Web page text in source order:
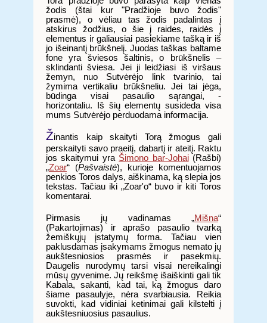
žodis (štai kur "Pradžioje buvo žodis"
prasmė), o vėliau tas žodis padalintas į
atskirus žodžius, o šie į raides, raidės į
elementus ir galiausiai pasiekiame tašką ir iš
jo išeinantį brūkšnelį. Juodas taškas baltame
fone yra šviesos šaltinis, o brūkšnelis –
sklindanti šviesa. Jei ji leidžiasi iš viršaus
žemyn, nuo Sutvėrėjo link tvarinio, tai
žymima vertikaliu brūkšneliu. Jei tai jėga,
būdinga visai pasaulio sąrangai, -
horizontaliu. Iš šių elementų susideda visa
mums Sutvėrėjo perduodama informacija.
Žinantis kaip skaityti Torą žmogus gali
perskaityti savo praeitį, dabartį ir ateitį. Raktu
jos skaitymui yra Šimono bar-Johai(Rašbi)
„Zoar“ (Pašvaistė), kurioje komentuojamos
penkios Toros dalys, aiškinama, ką slepia jos
tekstas. Tačiau iki „Zoar'o“ buvo ir kiti Toros
komentarai.
Pirmasis jų vadinamas „Mišna“
(Pakartojimas) ir aprašo pasaulio tvarką
žemiškųjų įstatymų forma. Tačiau vien
paklusdamas įsakymams žmogus nemato jų
aukštesniosios prasmės ir pasekmių.
Daugelis nurodymų tarsi visai nereikalingi
mūsų gyvenime. Jų reikšmę išaiškinti gali tik
Kabala, sakanti, kad tai, ką žmogus daro
šiame pasaulyje, nėra svarbiausia. Reikia
suvokti, kad vidiniai ketinimai gali kilstelti į
aukštesniuosius pasaulius.